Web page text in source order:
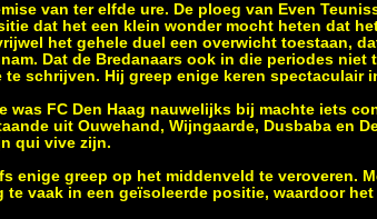
van ter elfde ure. De ploeg van Even
dat het een klein wonder mocht heten dat
het gehele duel een overwicht toestaan,
Dat de Bredanaars ook in die periodes niet
schrijven. Hij greep enige keren spectaculair
was FC Den Haag nauwelijks bij machte iets
uit Ouwehand, Wijngaarde, Dusbaba en
qui vive zijn.
enige greep op het middenveld te veroveren.
vaak in een geïsoleerde positie, waardoor het